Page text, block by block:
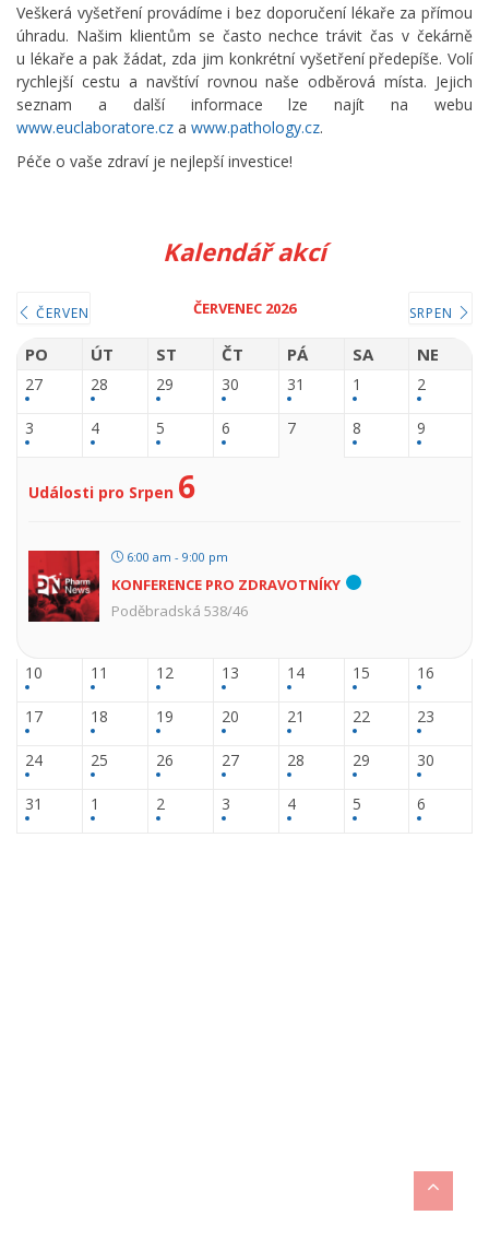
Veškerá vyšetření provádíme i bez doporučení lékaře za přímou
úhradu. Našim klientům se často nechce trávit čas v čekárně
u lékaře a pak žádat, zda jim konkrétní vyšetření předepíše. Volí
rychlejší cestu a navštíví rovnou naše odběrová místa. Jejich
seznam a další informace lze najít na webu
www.euclaboratore.cz a www.pathology.cz.
Péče o vaše zdraví je nejlepší investice!
Kalendář akcí
ČERVEN ČERVENEC 2026 SRPEN
PO ÚT ST ČT PÁ SA NE
27 28 29 30 31 1 2
3 4 5 6 7 8 9
Události pro Srpen 6
6:00 am - 9:00 pm
KONFERENCE PRO ZDRAVOTNÍKY
Poděbradská 538/46
10 11 12 13 14 15 16
17 18 19 20 21 22 23
24 25 26 27 28 29 30
31 1 2 3 4 5 6